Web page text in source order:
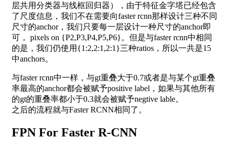
层共用分类器与线框回归器），由于特征金字塔已经包含
了尺度信息，我们不在需要向faster rcnn那样设计三种不同
尺寸的anchor，我们只要每一层设计一种尺寸的anchor即
可， pixels on {P2,P3,P4,P5,P6}。但是与faster rcnn中相同
的是，我们仍使用{1:2,2:1,2:1}三种ratios，所以一共是15
中anchors。
与faster rcnn中一样，与gt重叠大于0.7或者是与某个gt重叠
率最高的anchor都会被赋予positive label，如果与其他所有
的gt的重叠率都小于0.3就会被赋予negtive lable。
之后的流程就与Faster RCNN相同了。
FPN For Faster R-CNN